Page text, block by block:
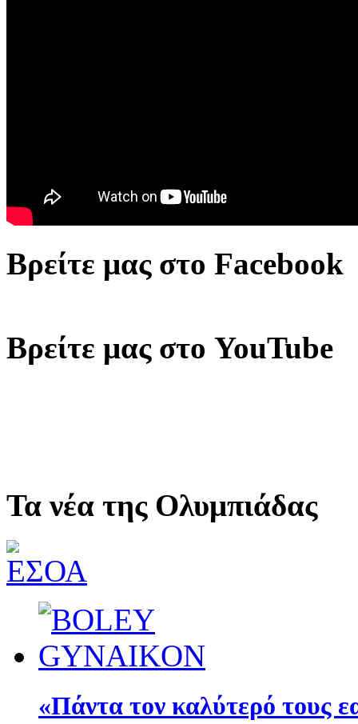
Βρείτε μας στο Facebook
Βρείτε μας στο YouTube
Τα νέα της Ολυμπιάδας
«Πάντα τον καλύτερό τους